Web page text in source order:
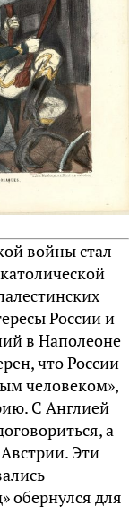
войны стал
России и
в Наполеоне
что России
человеком»,
С Англией
а
Эти
обернулся для